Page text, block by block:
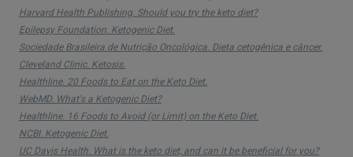
queimar gordura como principal fonte de energia
em vez dos hidratos de carbono.
Este tipo de dieta foi inicialmente desenvolvido
para ajudar no controlo da epilepsia resistente a
fármacos, especialmente em crianças.
No entanto, com o tempo, passou a ser estudada
Harvard Health Publishing. Should you try the keto diet?
Epilepsy Foundation. Ketogenic Diet.
Sociedade Brasileira de Nutrição Oncológica. Dieta cetogênica e câncer.
Cleveland Clinic. Ketosis.
Healthline. 20 Foods to Eat on the Keto Diet.
WebMD. What's a Ketogenic Diet?
Healthline. 16 Foods to Avoid (or Limit) on the Keto Diet.
NCBI. Ketogenic Diet.
UC Davis Health. What is the keto diet, and can it be beneficial for you?